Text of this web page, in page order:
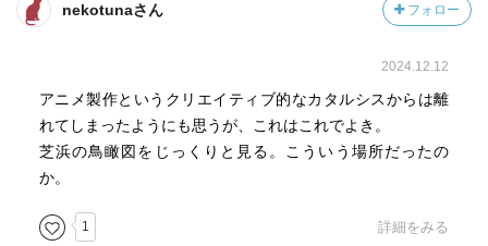
nekotunaさん フォロー
2024.12.12
アニメ製作というクリエイティブ的なカタルシスからは離
れてしまったようにも思うが、これはこれでよき。
芝浜の鳥瞰図をじっくりと見る。こういう場所だったの
か。
1 詳細をみる